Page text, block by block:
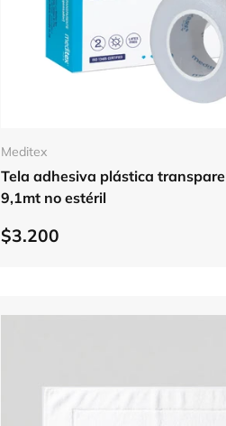
Meditex
Tela adhesiva plástica
9,1mt no estéril
$3.200